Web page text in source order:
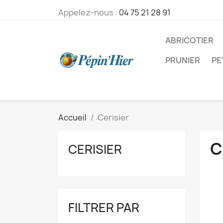
Appelez-nous : 04 75 21 28 91
ABRICOTIER
PRUNIER
Accueil Cerisier
CERISIER
FILTRER PAR